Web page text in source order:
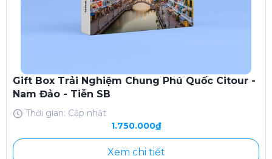
Gift Box Trải Nghiệm Chung Phú Quốc Citour -
Nam Đảo - Tiễn SB
Thời gian: Cập nhật
1.750.000₫
Xem chi tiết